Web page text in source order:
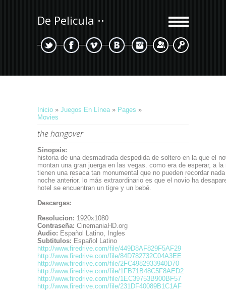
De Pelicula
Registrarse
Inicio » Juegos En Línea » Pages »
Movies
the hangover
Sinopsis:
historia de una desmadrada despedida de soltero en la que el
montan una gran juerga en las vegas. como era de esperar, a la
tienen una resaca tan monumental que no pueden recordar
noche anterior. lo más extraordinario es que el novio ha
hotel se encuentran un tigre y un bebé.
Descargas:
Resolucion: 1920x1080
Contraseña: CinemaniaHD.org
Audio: Español Latino, Ingles
Subtitulos: Español Latino
http://www.firedrive.com/file/449D8AF829F5AF29
http://www.firedrive.com/file/84D782732C04A3EE
http://www.firedrive.com/file/2FC4982933940D70
http://www.firedrive.com/file/1FB71B48C5F8AED2
http://www.firedrive.com/file/1EC39753B900BF57
http://www.firedrive.com/file/231DF40089B1C1AF